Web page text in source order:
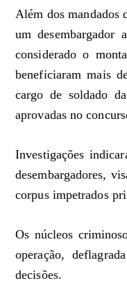
Além dos mandados
um desembargador
considerado o
beneficiaram mais
cargo de soldado
aprovadas no
Investigações
desembargadores,
corpus impetrados
Os núcleos
operação,
decisões.